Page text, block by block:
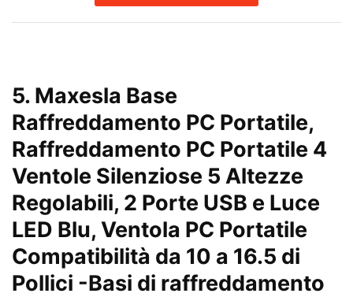
5. Maxesla Base
Raffreddamento PC Portatile,
Raffreddamento PC Portatile 4
Ventole Silenziose 5 Altezze
Regolabili, 2 Porte USB e Luce
LED Blu, Ventola PC Portatile
Compatibilità da 10 a 16.5 di
Pollici -Basi di raffreddamento